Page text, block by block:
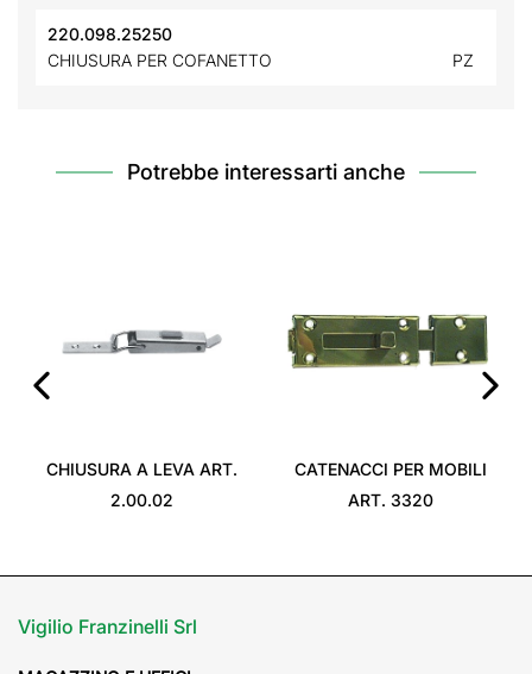
220.098.25250
CHIUSURA PER COFANETTO
PZ
Potrebbe interessarti anche
CHIUSURA A LEVA ART.
2.00.02
CATENACCI PER MOBILI
ART. 3320
Vigilio Franzinelli Srl